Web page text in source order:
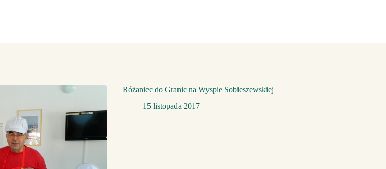
Różaniec do Granic na Wyspie Sobieszewskiej
15 listopada 2017